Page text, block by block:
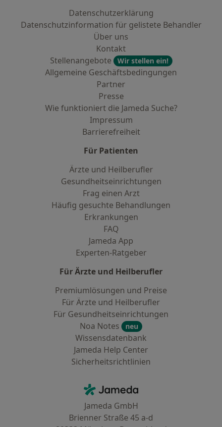
Datenschutzerklärung
Datenschutzinformation für gelistete Behandler
Über uns
Kontakt
Stellenangebote
Wir stellen ein!
Allgemeine Geschäftsbedingungen
Partner
Presse
Wie funktioniert die Jameda Suche?
Impressum
Barrierefreiheit
Für Patienten
Ärzte und Heilberufler
Gesundheitseinrichtungen
Frag einen Arzt
Häufig gesuchte Behandlungen
Erkrankungen
FAQ
Jameda App
Experten-Ratgeber
Für Ärzte und Heilberufler
Premiumlösungen und Preise
Für Ärzte und Heilberufler
Für Gesundheitseinrichtungen
Noa Notes
neu
Wissensdatenbank
Jameda Help Center
Sicherheitsrichtlinien
Jameda - Startseite
Jameda GmbH
Brienner Straße 45 a-d